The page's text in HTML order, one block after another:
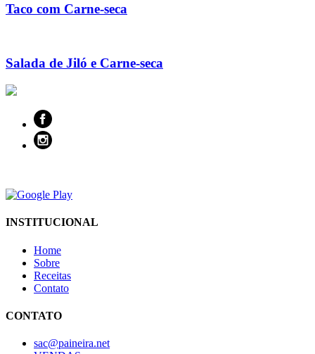
Taco com Carne-seca
Salada de Jiló e Carne-seca
INSTITUCIONAL
Home
Sobre
Receitas
Contato
CONTATO
sac@paineira.net